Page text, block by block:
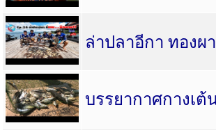
ล่าปลาอีกา ทองผ
บรรยากาศกางเ